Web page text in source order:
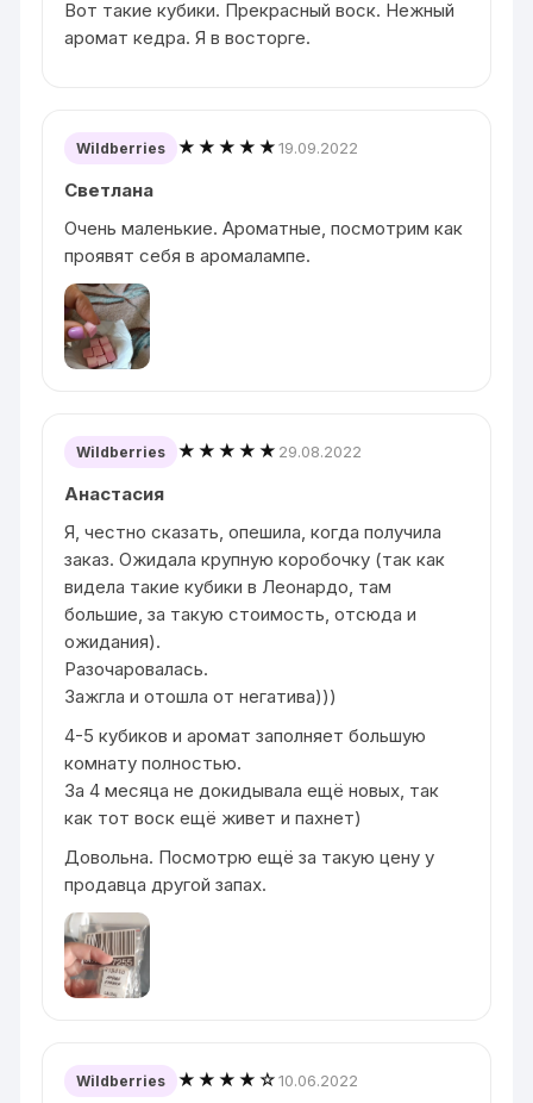
Вот такие кубики. Прекрасный воск. Нежный
аромат кедра. Я в восторге.
Wildberries ★★★★★19.09.2022
Светлана
Очень маленькие. Ароматные, посмотрим как
проявят себя в аромалампе.
Wildberries ★★★★★ 29.08.2022
Анастасия
Я, честно сказать, опешила, когда получила
заказ. Ожидала крупную коробочку (так как
видела такие кубики в Леонардо, там
большие, за такую стоимость, отсюда и
ожидания).
Разочаровалась.
Зажгла и отошла от негатива)))
4-5 кубиков и аромат заполняет большую
комнату полностью.
За 4 месяца не докидывала ещё новых, так
как тот воск ещё живет и пахнет)
Довольна. Посмотрю ещё за такую цену у
продавца другой запах.
Wildberries ★★★★☆10.06.2022